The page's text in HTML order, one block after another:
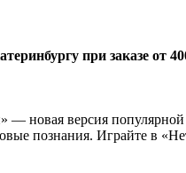
при заказе от
— новая версия
познания. Играйте в